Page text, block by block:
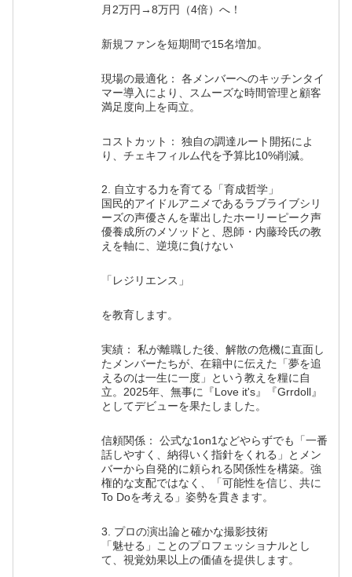
月2万円→8万円（4倍）へ！
新規ファンを短期間で15名増加。
現場の最適化： 各メンバーへのキッチンタイ
マー導入により、スムーズな時間管理と顧客
満足度向上を両立。
コストカット： 独自の調達ルート開拓によ
り、チェキフィルム代を予算比10%削減。
2. 自立する力を育てる「育成哲学」
国民的アイドルアニメであるラブライブシリ
ーズの声優さんを輩出したホーリーピーク声
優養成所のメソッドと、恩師・内藤玲氏の教
えを軸に、逆境に負けない
「レジリエンス」
を教育します。
実績： 私が離職した後、解散の危機に直面し
たメンバーたちが、在籍中に伝えた「夢を追
えるのは一生に一度」という教えを糧に自
立。2025年、無事に『Love it's』『Grrdoll』
としてデビューを果たしました。
信頼関係： 公式な1on1などやらずでも「一番
話しやすく、納得いく指針をくれる」とメン
バーから自発的に頼られる関係性を構築。強
権的な支配ではなく、「可能性を信じ、共に
To Doを考える」姿勢を貫きます。
3. プロの演出論と確かな撮影技術
「魅せる」ことのプロフェッショナルとし
て、視覚効果以上の価値を提供します。